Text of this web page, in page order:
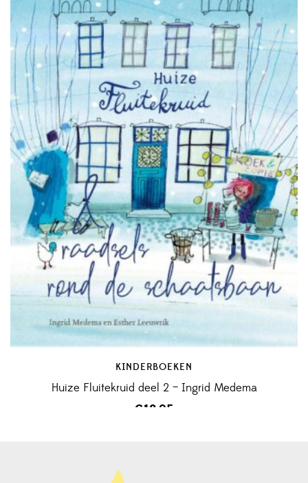
KINDERBOEKEN
Huize Fluitekruid deel 2 – Ingrid Medema
€12,95